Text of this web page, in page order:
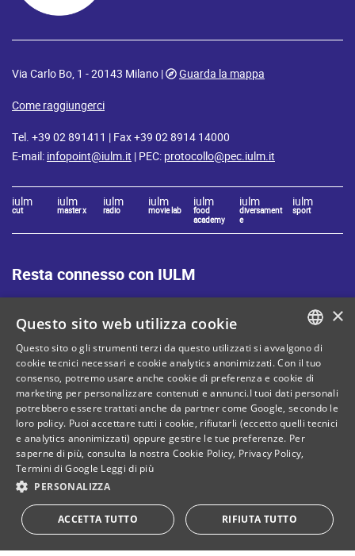
Via Carlo Bo, 1 - 20143 Milano |
Guarda la mappa
Come raggiungerci
Tel. +39 02 891411 | Fax +39 02 8914 14000
E-mail: infopoint@iulm.it | PEC: protocollo@pec.iulm.it
iulm
cut
iulm
master x
iulm
radio
iulm
movie lab
iulm
food
academy
iulm
diversament
e
iulm
sport
Resta connesso con IULM
Mappa del sito
Privacy policy
Cookie Policy
Note legali
Contatti
C. Fiscale: 80071270153
Dona il tuo 5 per mille!
ITALIAN
ENGLISH
×
Questo sito web utilizza cookie
Questo sito o gli strumenti terzi da questo utilizzati si avvalgono di
cookie tecnici necessari e cookie analytics anonimizzati. Con il tuo
consenso, potremo usare anche cookie di preferenza e cookie di
marketing per personalizzare contenuti e annunci.I tuoi dati personali
potrebbero essere trattati anche da partner come Google, secondo le
loro policy. Puoi accettare tutti i cookie, rifiutarli (eccetto quelli tecnici
e analytics anonimizzati) oppure gestire le tue preferenze. Per
saperne di più, consulta la nostra Cookie Policy, Privacy Policy,
Termini di Google Leggi di più
PERSONALIZZA
ACCETTA TUTTO RIFIUTA TUTTO